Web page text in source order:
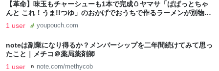
【革命】味玉もチャーシューも1本で完成🥚ヤマサ「ぱぱっとちゃ
んと これ！うま!!つゆ」のおかげでおうちで作るラーメンが別物に
なった
1 user youpouch.com
noteは副業になり得るか？メンバーシップを二年間続けてみて思っ
たこと｜メチコ＠薬局薬剤師
1 user note.com/methycob